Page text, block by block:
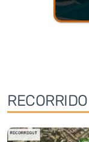
RECORRIDO